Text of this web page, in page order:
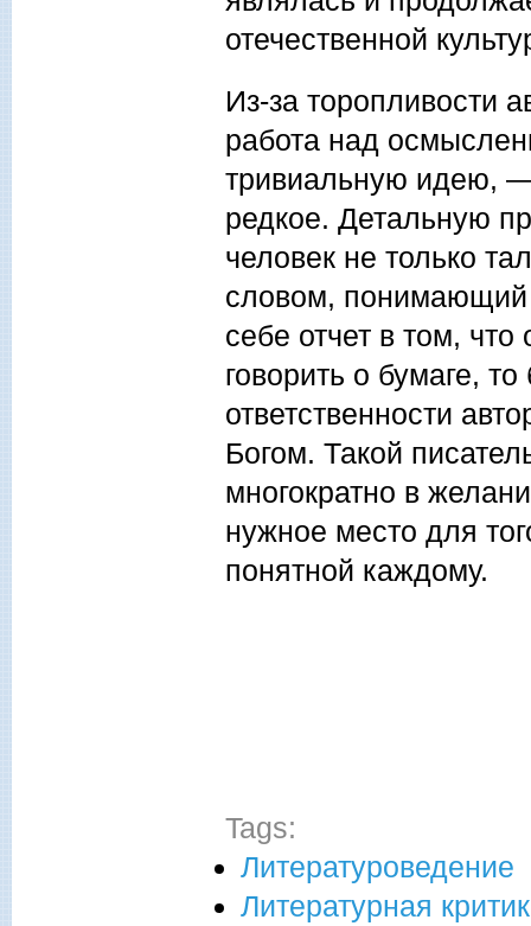
отечественной
Из-за торопливости
работа над
тривиальную идею,
редкое. Детальную
человек не только
словом, понимающий
себе отчет в том,
говорить о бумаге,
ответственности
Богом. Такой
многократно в
нужное место для
понятной каждому.
Tags:
Литературоведение
Литературная